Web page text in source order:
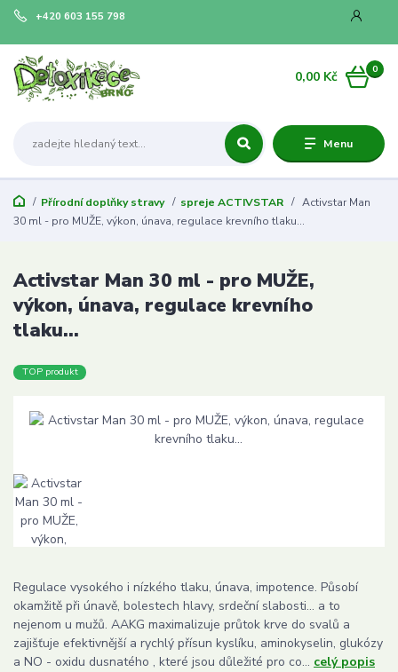
Menu
+420 603 155 798
0
0,00 Kč
Přírodní doplňky stravy spreje ACTIVSTAR
Activstar Man
30 ml - pro MUŽE, výkon, únava, regulace krevního tlaku...
Activstar Man 30 ml - pro MUŽE,
výkon, únava, regulace krevního
tlaku...
TOP produkt
Regulace vysokého i nízkého tlaku, únava, impotence. Působí
okamžitě při únavě, bolestech hlavy, srdeční slabosti... a to
nejenom u mužů. AAKG maximalizuje průtok krve do svalů a
zajišťuje efektivnější a rychlý přísun kyslíku, aminokyselin, glukózy
a NO - oxidu dusnatého , které jsou důležité pro co... celý popis